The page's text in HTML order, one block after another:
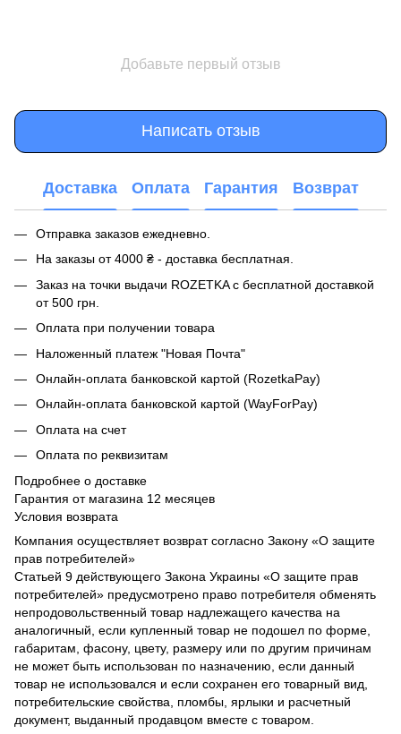
Добавьте первый отзыв
Написать отзыв
Доставка Оплата Гарантия Возврат
Отправка заказов ежедневно.
На заказы от 4000 ₴ - доставка бесплатная.
Заказ на точки выдачи ROZETKA с бесплатной доставкой
от 500 грн.
Оплата при получении товара
Наложенный платеж "Новая Почта"
Онлайн-оплата банковской картой (RozetkaPay)
Онлайн-оплата банковской картой (WayForPay)
Оплата на счет
Оплата по реквизитам
Подробнее о доставке
Гарантия от магазина 12 месяцев
Условия возврата
Компания осуществляет возврат согласно Закону «О защите
прав потребителей»
Статьей 9 действующего Закона Украины «О защите прав
потребителей» предусмотрено право потребителя обменять
непродовольственный товар надлежащего качества на
аналогичный, если купленный товар не подошел по форме,
габаритам, фасону, цвету, размеру или по другим причинам
не может быть использован по назначению, если данный
товар не использовался и если сохранен его товарный вид,
потребительские свойства, пломбы, ярлыки и расчетный
документ, выданный продавцом вместе с товаром.